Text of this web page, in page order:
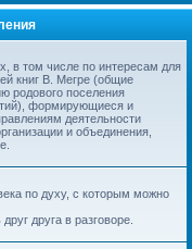
в том числе по интересам для
книг В. Мегре (общие
родового поселения
формирующиеся и
деятельности
и объединения,
по духу, с которым можно
друга в разговоре.